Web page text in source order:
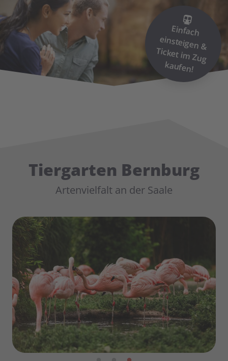
Einfach
einsteigen &
Ticket im
Zug
kaufen!
Tiergarten Bernburg
Artenvielfalt an der Saale